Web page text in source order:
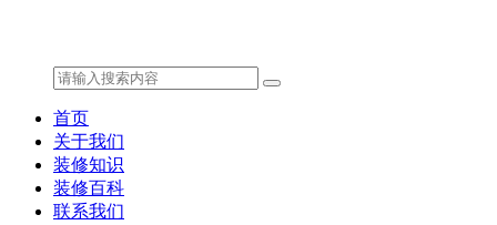
首页
关于我们
装修知识
装修百科
联系我们